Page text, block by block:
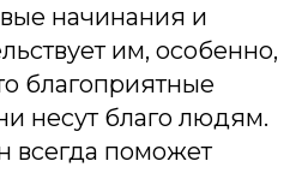
начинания и
им, особенно,
благоприятные
несут благо людям.
всегда поможет